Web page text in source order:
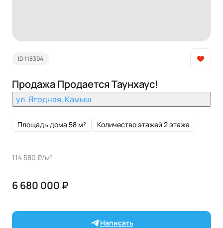
ID 118394
Продажа Продается Таунхаус!
ул. Ягодная, Камыш
Площадь дома 58 м² Количество этажей 2 этажа
114 580 ₽/м²
6 680 000 ₽
Написать